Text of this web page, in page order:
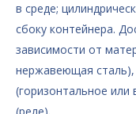
в среде;
сбоку контейнера.
зависимости от
нержавеющая
(горизонтальное или